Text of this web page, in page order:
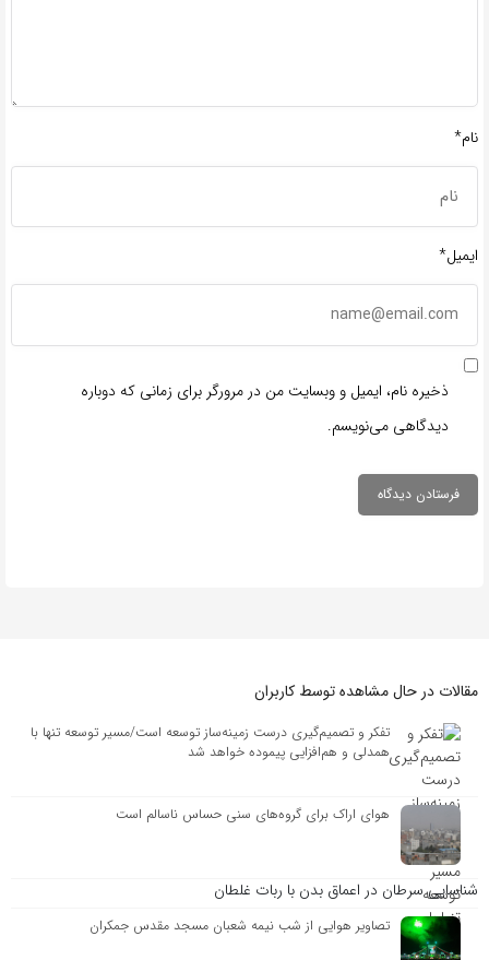
نام*
ایمیل*
ذخیره نام، ایمیل و وبسایت من در مرورگر برای زمانی که دوباره
دیدگاهی می‌نویسم.
مقالات در حال مشاهده توسط کاربران
تفکر و تصمیم‌گیری درست زمینه‌ساز توسعه است/مسیر توسعه تنها با
همدلی و هم‌افزایی پیموده خواهد شد
هوای اراک برای گروه‌های سنی حساس ناسالم است
شناسایی سرطان در اعماق بدن با ربات غلطان
تصاویر هوایی از شب نیمه شعبان مسجد مقدس جمکران